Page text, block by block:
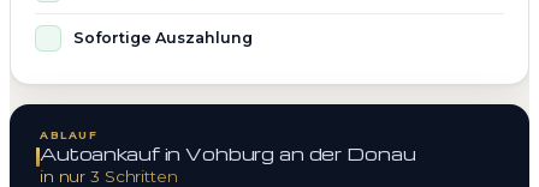
Sofortige Auszahlung
ABLAUF
Autoankauf in Vohburg an der Donau
in nur 3 Schritten